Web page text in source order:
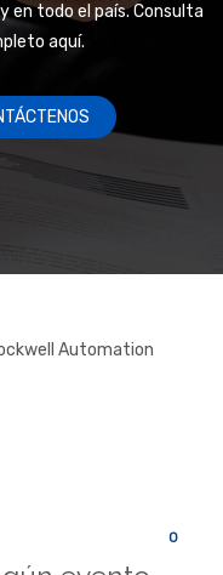
en todo el país. Consulta
aquí.
Automation
0